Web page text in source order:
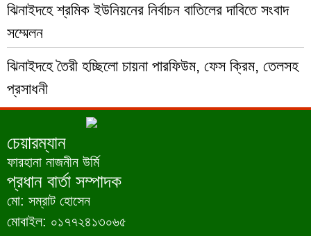
ঝিনাইদহে শ্রমিক ইউনিয়নের নির্বাচন বাতিলের দাবিতে সংবাদ
সম্মেলন
ঝিনাইদহে তৈরী হচ্ছিলো চায়না পারফিউম, ফেস ক্রিম, তেলসহ
প্রসাধনী
চেয়ারম্যান
ফারহানা নাজনীন উর্মি
প্রধান বার্তা সম্পাদক
মো: সম্রাট হোসেন
মোবাইল: ০১৭৭২৪১৩০৬৫